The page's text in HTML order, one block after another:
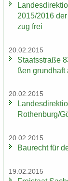
2015/2016
zug frei
20.02.2015
Staats­stra­ße
ßen grund­haft
20.02.2015
Ro­then­burg/
20.02.2015
Bau­recht für
19.02.2015